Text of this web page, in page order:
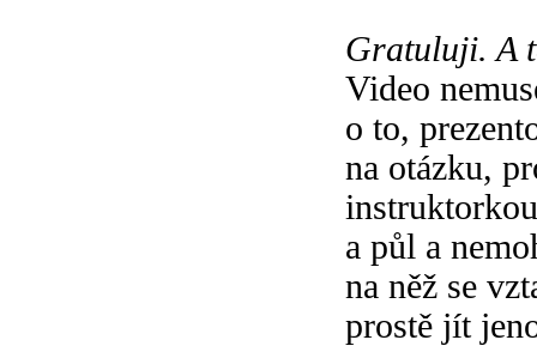
Gratuluji. A
Video
o to,
na otázku,
a půl a
na něž se
prostě jít